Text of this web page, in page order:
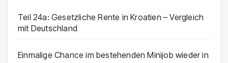
Teil 24a: Gesetzliche Rente in Kroatien – Vergleich
mit Deutschland
Einmalige Chance im bestehenden Minijob wieder in